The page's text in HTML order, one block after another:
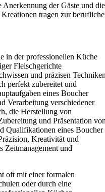
Anerkennung der Gäste und die
tragen zur
in der professionellen Küche
Fleischgerichte
und präzisen
perfekt zubereitet und
eines Boucher
Verarbeitung verschiedener
die Herstellung von
und Präsentation
Qualifikationen eines Boucher
Kreativität und
Zeitmanagement und
oft mit einer formalen
oder durch eine